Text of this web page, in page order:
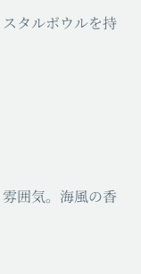
タルボウルを持
囲気。海風の香